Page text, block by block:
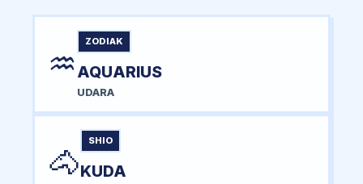
♒
ZODIAK
AQUARIUS
UDARA
🐴
SHIO
KUDA